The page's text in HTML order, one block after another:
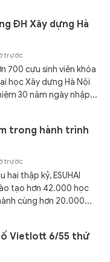
ĐH Xây dựng Hà
trước
700 cựu sinh viên khóa
học Xây dựng Hà Nội
30 năm ngày nhập...
trong hành trình
trước
hai thập kỷ, ESUHAI
tạo hơn 42.000 học
cùng hơn 20.000...
Vietlott 6/55 thứ